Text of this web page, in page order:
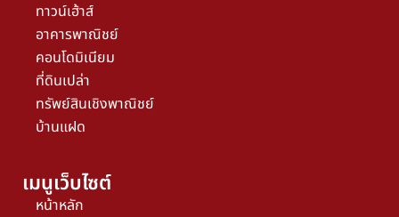
ทาวน์เฮ้าส์
อาคารพาณิชย์
คอนโดมิเนียม
ที่ดินเปล่า
ทรัพย์สินเชิงพาณิชย์
บ้านแฝด
เมนูเว็บไซต์
หน้าหลัก